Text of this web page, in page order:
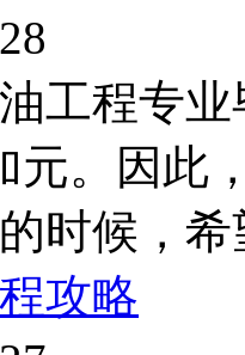
工程专
元。因此
时候，
攻略